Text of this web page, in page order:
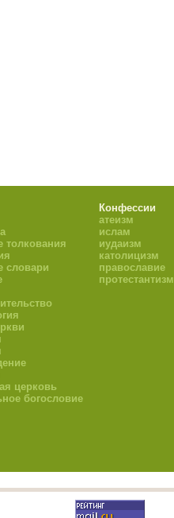
толкования
словари
церковь
богословие
Конфессии
атеизм
ислам
иудаизм
католицизм
православие
протестантизм